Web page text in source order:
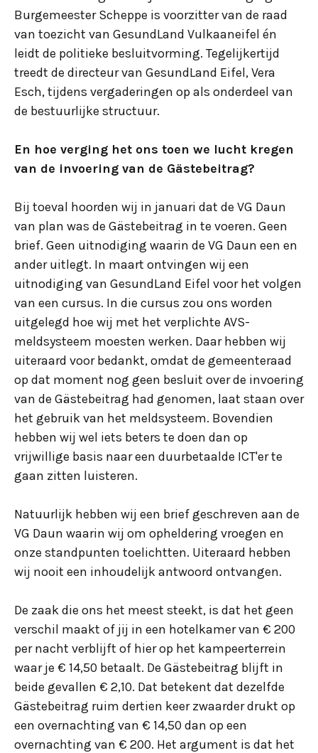
Burgemeester Scheppe is voorzitter van de raad
van toezicht van GesundLand Vulkaaneifel én
leidt de politieke besluitvorming. Tegelijkertijd
treedt de directeur van GesundLand Eifel, Vera
Esch, tijdens vergaderingen op als onderdeel van
de bestuurlijke structuur.
En hoe verging het ons toen we lucht kregen
van de invoering van de Gästebeitrag?
Bij toeval hoorden wij in januari dat de VG Daun
van plan was de Gästebeitrag in te voeren. Geen
brief. Geen uitnodiging waarin de VG Daun een en
ander uitlegt. In maart ontvingen wij een
uitnodiging van GesundLand Eifel voor het volgen
van een cursus. In die cursus zou ons worden
uitgelegd hoe wij met het verplichte AVS-
meldsysteem moesten werken. Daar hebben wij
uiteraard voor bedankt, omdat de gemeenteraad
op dat moment nog geen besluit over de invoering
van de Gästebeitrag had genomen, laat staan over
het gebruik van het meldsysteem. Bovendien
hebben wij wel iets beters te doen dan op
vrijwillige basis naar een duurbetaalde ICT'er te
gaan zitten luisteren.
Natuurlijk hebben wij een brief geschreven aan de
VG Daun waarin wij om opheldering vroegen en
onze standpunten toelichtten. Uiteraard hebben
wij nooit een inhoudelijk antwoord ontvangen.
De zaak die ons het meest steekt, is dat het geen
verschil maakt of jij in een hotelkamer van € 200
per nacht verblijft of hier op het kampeerterrein
waar je € 14,50 betaalt. De Gästebeitrag blijft in
beide gevallen € 2,10. Dat betekent dat dezelfde
Gästebeitrag ruim dertien keer zwaarder drukt op
een overnachting van € 14,50 dan op een
overnachting van € 200. Het argument is dat het